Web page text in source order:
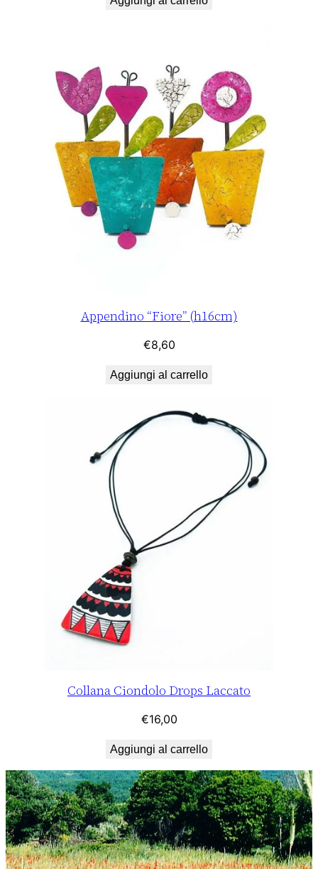
Appendino “Fiore” (h16cm)
€8,60
Aggiungi al carrello
Collana Ciondolo Drops Laccato
€16,00
Aggiungi al carrello